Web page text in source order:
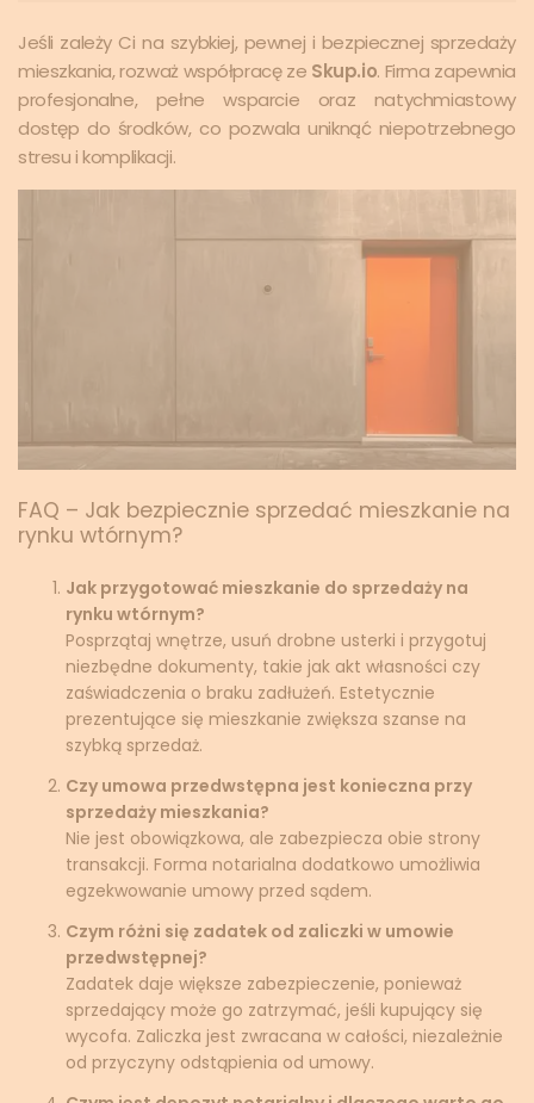
Jeśli zależy Ci na szybkiej, pewnej i bezpiecznej sprzedaży
mieszkania, rozważ współpracę ze Skup.io. Firma zapewnia
profesjonalne, pełne wsparcie oraz natychmiastowy
dostęp do środków, co pozwala uniknąć niepotrzebnego
stresu i komplikacji.
FAQ – Jak bezpiecznie sprzedać mieszkanie na
rynku wtórnym?
Jak przygotować mieszkanie do sprzedaży na
rynku wtórnym?
Posprzątaj wnętrze, usuń drobne usterki i przygotuj
niezbędne dokumenty, takie jak akt własności czy
zaświadczenia o braku zadłużeń. Estetycznie
prezentujące się mieszkanie zwiększa szanse na
szybką sprzedaż.
Czy umowa przedwstępna jest konieczna przy
sprzedaży mieszkania?
Nie jest obowiązkowa, ale zabezpiecza obie strony
transakcji. Forma notarialna dodatkowo umożliwia
egzekwowanie umowy przed sądem.
Czym różni się zadatek od zaliczki w umowie
przedwstępnej?
Zadatek daje większe zabezpieczenie, ponieważ
sprzedający może go zatrzymać, jeśli kupujący się
wycofa. Zaliczka jest zwracana w całości, niezależnie
od przyczyny odstąpienia od umowy.